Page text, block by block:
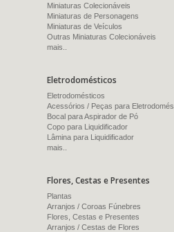
Miniaturas Colecionáveis
Miniaturas de Personagens
Miniaturas de Veículos
Outras Miniaturas Colecionáveis
mais..
Eletrodomésticos
Eletrodomésticos
Acessórios / Peças para
Bocal para Aspirador de Pó
Copo para Liquidificador
Lâmina para Liquidificador
mais..
Flores, Cestas e Presentes
Plantas
Arranjos / Coroas Fúnebres
Flores, Cestas e Presentes
Arranjos / Cestas de Flores